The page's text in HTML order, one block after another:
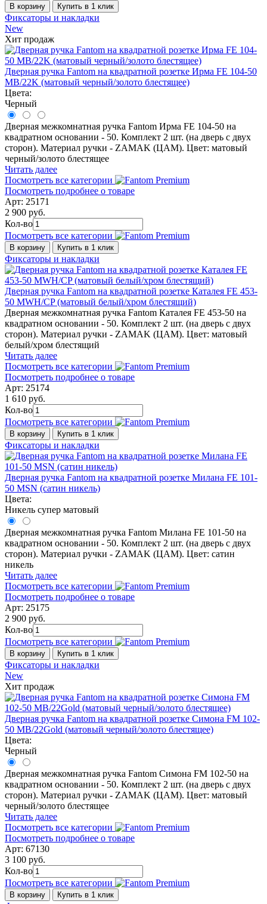
В корзину Купить в 1 клик
Фиксаторы и накладки
New
Хит продаж
Дверная ручка Fantom на квадратной розетке Ирма FE 104-50
MB/22K (матовый черный/золото блестящее)
Цвета:
Черный
Дверная межкомнатная ручка Fantom Ирма FE 104-50 на
квадратном основании - 50. Комплект 2 шт. (на дверь с двух
сторон). Материал ручки - ZAMAK (ЦАМ). Цвет: матовый
черный/золото блестящее
Читать далее
Посмотреть все категории
Посмотреть подробнее о товаре
Арт: 25171
2 900 руб.
Кол-во
Посмотреть все категории
В корзину Купить в 1 клик
Фиксаторы и накладки
Дверная ручка Fantom на квадратной розетке Каталея FE 453-
50 MWH/СP (матовый белый/хром блестящий)
Дверная межкомнатная ручка Fantom Каталея FE 453-50 на
квадратном основании - 50. Комплект 2 шт. (на дверь с двух
сторон). Материал ручки - ZAMAK (ЦАМ). Цвет: матовый
белый/хром блестящий
Читать далее
Посмотреть все категории
Посмотреть подробнее о товаре
Арт: 25174
1 610 руб.
Кол-во
Посмотреть все категории
В корзину Купить в 1 клик
Фиксаторы и накладки
Дверная ручка Fantom на квадратной розетке Милана FE 101-
50 MSN (сатин никель)
Цвета:
Никель супер матовый
Дверная межкомнатная ручка Fantom Милана FE 101-50 на
квадратном основании - 50. Комплект 2 шт. (на дверь с двух
сторон). Материал ручки - ZAMAK (ЦАМ). Цвет: сатин
никель
Читать далее
Посмотреть все категории
Посмотреть подробнее о товаре
Арт: 25175
2 900 руб.
Кол-во
Посмотреть все категории
В корзину Купить в 1 клик
Фиксаторы и накладки
New
Хит продаж
Дверная ручка Fantom на квадратной розетке Симона FM 102-
50 MB/22Gold (матовый черный/золото блестящее)
Цвета:
Черный
Дверная межкомнатная ручка Fantom Симона FM 102-50 на
квадратном основании - 50. Комплект 2 шт. (на дверь с двух
сторон). Материал ручки - ZAMAK (ЦАМ). Цвет: матовый
черный/золото блестящее
Читать далее
Посмотреть все категории
Посмотреть подробнее о товаре
Арт: 67130
3 100 руб.
Кол-во
Посмотреть все категории
В корзину Купить в 1 клик